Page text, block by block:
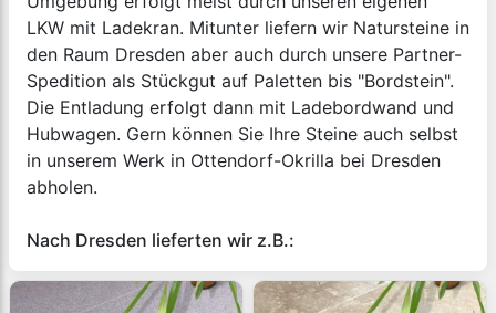
LKW mit Ladekran. Mitunter liefern wir Natursteine in
den Raum Dresden aber auch durch unsere Partner-
Spedition als Stückgut auf Paletten bis "Bordstein".
Die Entladung erfolgt dann mit Ladebordwand und
Hubwagen. Gern können Sie Ihre Steine auch selbst
in unserem Werk in Ottendorf-Okrilla bei Dresden
abholen.
Nach Dresden lieferten wir z.B.: